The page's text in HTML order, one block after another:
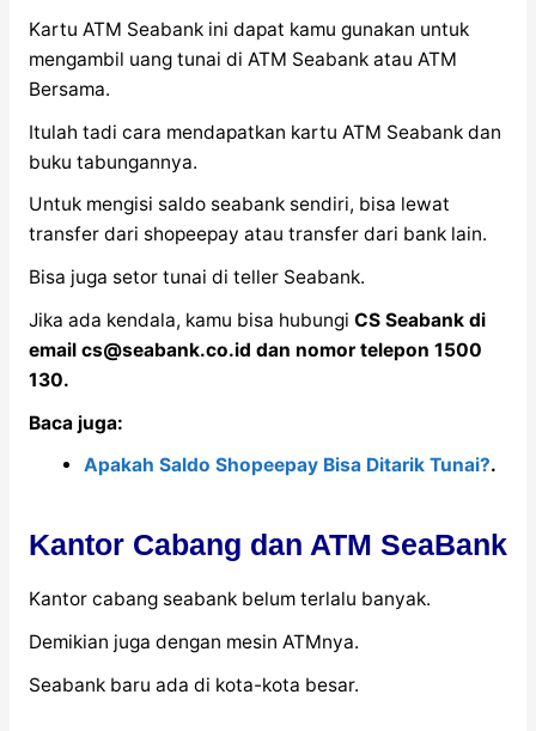
Kartu ATM Seabank ini dapat kamu gunakan untuk
mengambil uang tunai di ATM Seabank atau ATM
Bersama.
Itulah tadi cara mendapatkan kartu ATM Seabank dan
buku tabungannya.
Untuk mengisi saldo seabank sendiri, bisa lewat
transfer dari shopeepay atau transfer dari bank lain.
Bisa juga setor tunai di teller Seabank.
Jika ada kendala, kamu bisa hubungi CS Seabank di
email cs@seabank.co.id dan nomor telepon 1500
130.
Baca juga:
Apakah Saldo Shopeepay Bisa Ditarik Tunai?.
Kantor Cabang dan ATM SeaBank
Kantor cabang seabank belum terlalu banyak.
Demikian juga dengan mesin ATMnya.
Seabank baru ada di kota-kota besar.